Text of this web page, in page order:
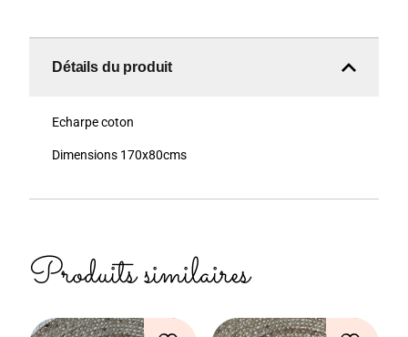
Détails du produit
Echarpe coton
Dimensions 170x80cms
Produits similaires